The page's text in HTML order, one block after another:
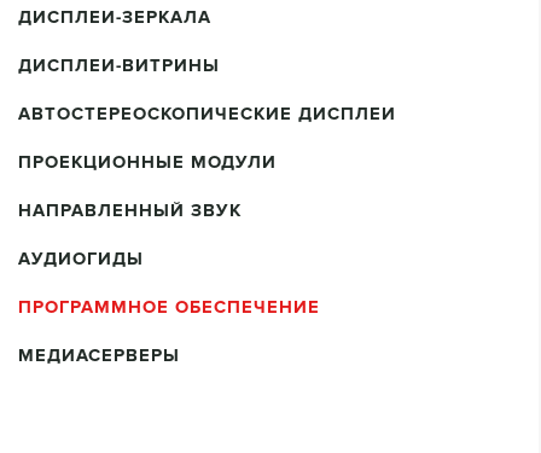
ДИСПЛЕИ-ЗЕРКАЛА
ДИСПЛЕИ-ВИТРИНЫ
АВТОСТЕРЕОСКОПИЧЕСКИЕ ДИСПЛЕИ
ПРОЕКЦИОННЫЕ МОДУЛИ
НАПРАВЛЕННЫЙ ЗВУК
АУДИОГИДЫ
ПРОГРАММНОЕ ОБЕСПЕЧЕНИЕ
МЕДИАСЕРВЕРЫ